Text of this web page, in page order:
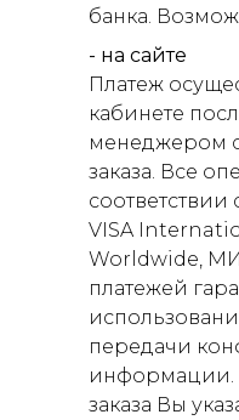
банка.
- на сайте
Платеж
кабинете
менеджером
заказа. Все
VISA
Worldwide,
платежей
передачи
информации.
заказа Вы